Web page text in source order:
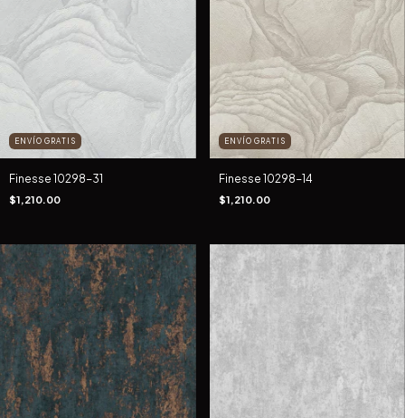
ENVÍO GRATIS
Finesse 10298-31
$1,210.00
ENVÍO GRATIS
Finesse 10298-14
$1,210.00